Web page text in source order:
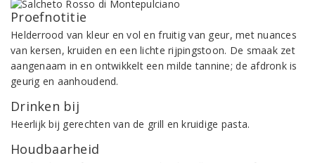
Proefnotitie
Helderrood van kleur en vol en fruitig van geur, met nuances
van kersen, kruiden en een lichte rijpingstoon. De smaak zet
aangenaam in en ontwikkelt een milde tannine; de afdronk is
geurig en aanhoudend.
Drinken bij
Heerlijk bij gerechten van de grill en kruidige pasta.
Houdbaarheid